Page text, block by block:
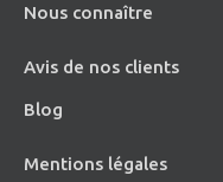
Nous connaître
Avis de nos clients
Blog
Mentions légales